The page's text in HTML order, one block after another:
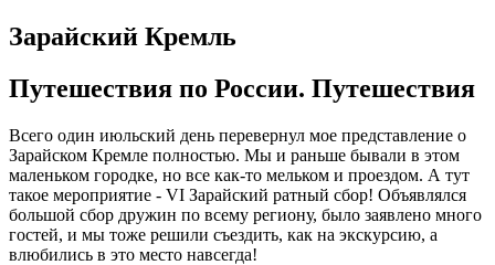
Зарайский Кремль
Путешествия по России. Путешествия
Всего один июльский день перевернул мое представление о
Зарайском Кремле полностью. Мы и раньше бывали в этом
маленьком городке, но все как-то мельком и проездом. А тут
такое мероприятие - VI Зарайский ратный сбор! Объявлялся
большой сбор дружин по всему региону, было заявлено много
гостей, и мы тоже решили съездить, как на экскурсию, а
влюбились в это место навсегда!